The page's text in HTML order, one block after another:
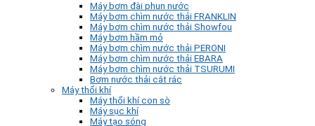
Máy bơm đài phun nước
Máy bơm chìm nước thải FRANKLIN
Máy bơm chìm nước thải Showfou
Máy bơm hầm mỏ
Máy bơm chìm nước thải PERONI
Máy bơm chìm nước thải EBARA
Máy bơm chìm nước thải TSURUMI
Bơm nước thải cắt rác
Máy thổi khí
Máy thổi khí con sò
Máy sục khí
Máy tạo sóng